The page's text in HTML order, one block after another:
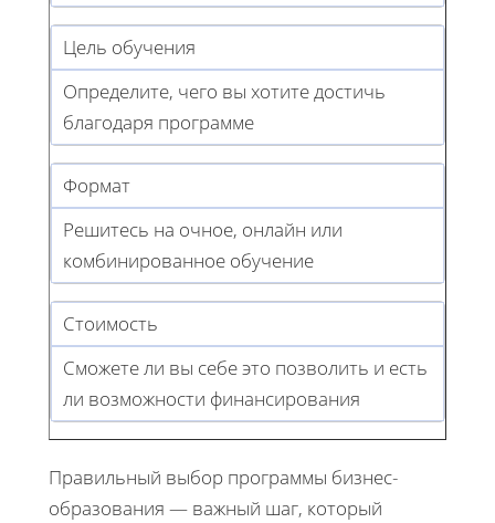
Цель обучения
Определите, чего вы хотите достичь
благодаря программе
Формат
Решитесь на очное, онлайн или
комбинированное обучение
Стоимость
Сможете ли вы себе это позволить и есть
ли возможности финансирования
Правильный выбор программы бизнес-
образования — важный шаг, который